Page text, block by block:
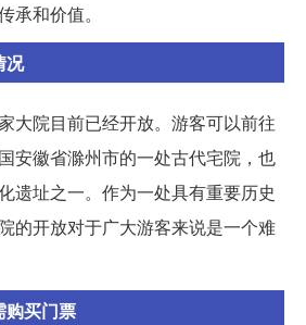
承和价值。
况
大院目前已经开放。游客可以前往
安徽省滁州市的一处古代宅院，也
遗址之一。作为一处具有重要历史
的开放对于广大游客来说是一个难
购买门票